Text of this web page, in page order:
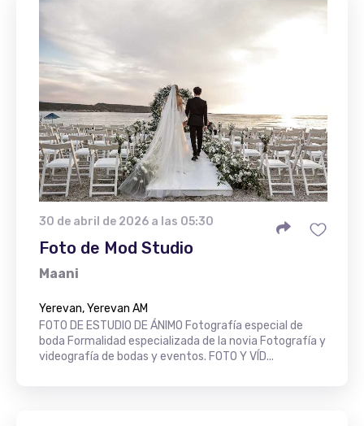
30 de abril de 2026 a las 05:30
Foto de Mod Studio
Maani
Yerevan, Yerevan AM
FOTO DE ESTUDIO DE ÁNIMO Fotografía especial de
boda Formalidad especializada de la novia Fotografía y
videografía de bodas y eventos. FOTO Y VÍD...